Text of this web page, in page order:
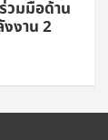
วมมือด้าน
งาน 2